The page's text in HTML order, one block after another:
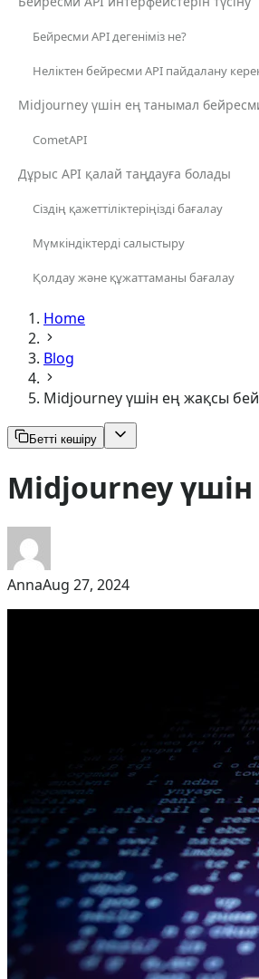
Бейресми API дегеніміз не?
Неліктен бейресми API пайдалану
Midjourney үшін ең танымал
CometAPI
Дұрыс API қалай таңдауға болады
Сіздің қажеттіліктеріңізді бағалау
Мүмкіндіктерді салыстыру
Қолдау және құжаттаманы бағалау
Home
Blog
Midjourney үшін ең жақсы
Бетті көшіру
Midjourney
AnnaAug 27, 2024